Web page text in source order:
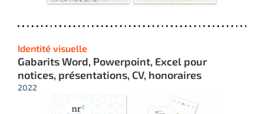
Identité visuelle
Gabarits Word, Powerpoint, Excel pour
notices, présentations, CV, honoraires
2022